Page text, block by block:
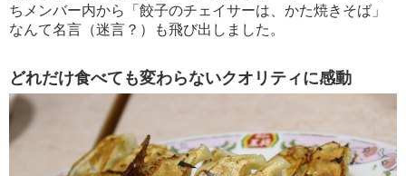
ちメンバー内から「餃子のチェイサーは、かた焼きそば」
なんて名言（迷言？）も飛び出しました。
どれだけ食べても変わらないクオリティに感動